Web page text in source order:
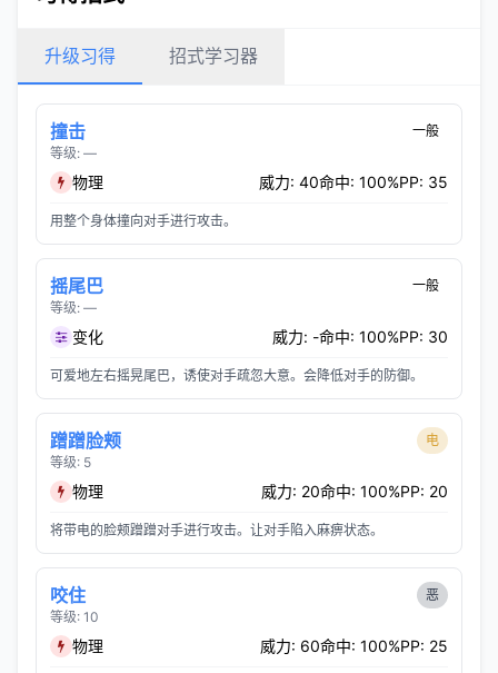
升级习得 招式学习器
撞击
等级: —
一般
物理 威力: 40命中: 100%PP: 35
用整个身体撞向对手进行攻击。
摇尾巴
等级: —
一般
变化 威力: -命中: 100%PP: 30
可爱地左右摇晃尾巴，诱使对手疏忽大意。会降低对手的防御。
蹭蹭脸颊
等级: 5
电
物理 威力: 20命中: 100%PP: 20
将带电的脸颊蹭蹭对手进行攻击。让对手陷入麻痹状态。
咬住
等级: 10
恶
物理 威力: 60命中: 100%PP: 25